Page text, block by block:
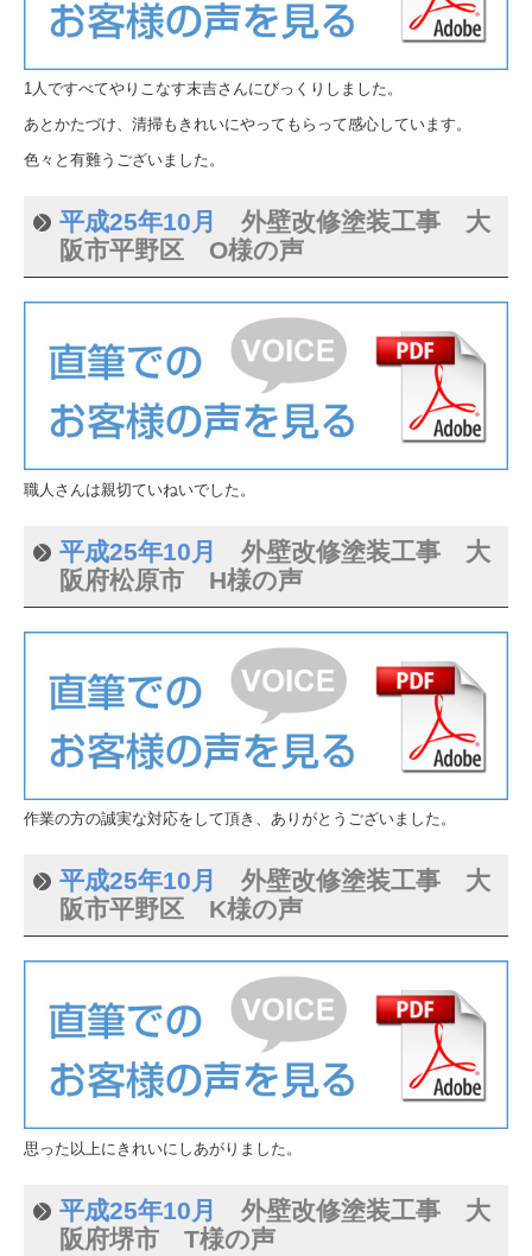
1人ですべてやりこなす末吉さんにびっくりしました。
あとかたづけ、清掃もきれいにやってもらって感心しています。
色々と有難うございました。
平成25年10月 外壁改修塗装工事 大
阪市平野区 O様の声
職人さんは親切ていねいでした。
平成25年10月 外壁改修塗装工事 大
阪府松原市 H様の声
作業の方の誠実な対応をして頂き、ありがとうございました。
平成25年10月 外壁改修塗装工事 大
阪市平野区 K様の声
思った以上にきれいにしあがりました。
平成25年10月 外壁改修塗装工事 大
阪府堺市 T様の声